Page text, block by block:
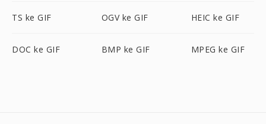
TS ke GIF OGV ke GIF HEIC ke GIF
DOC ke GIF BMP ke GIF MPEG ke GIF